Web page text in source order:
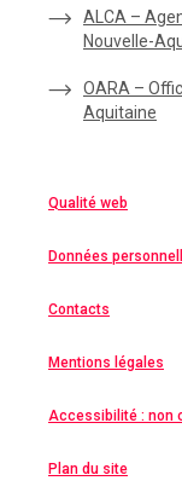
ALCA –
Nouvelle-
OARA –
Aquitaine
Qualité web
Données
Contacts
Mentions légales
Accessibilité : non
Plan du site